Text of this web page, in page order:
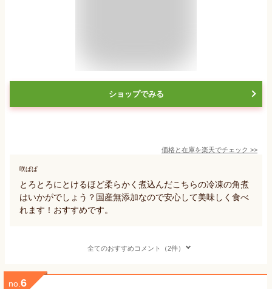
ショップでみる
価格と在庫を楽天でチェック >>
咲ぱぱ
とろとろにとけるほど柔らかく煮込んだこちらの冷凍の角煮
はいかがでしょう？国産無添加なので安心して美味しく食べ
れます！おすすめです。
全てのおすすめコメント（2件）
no. 6